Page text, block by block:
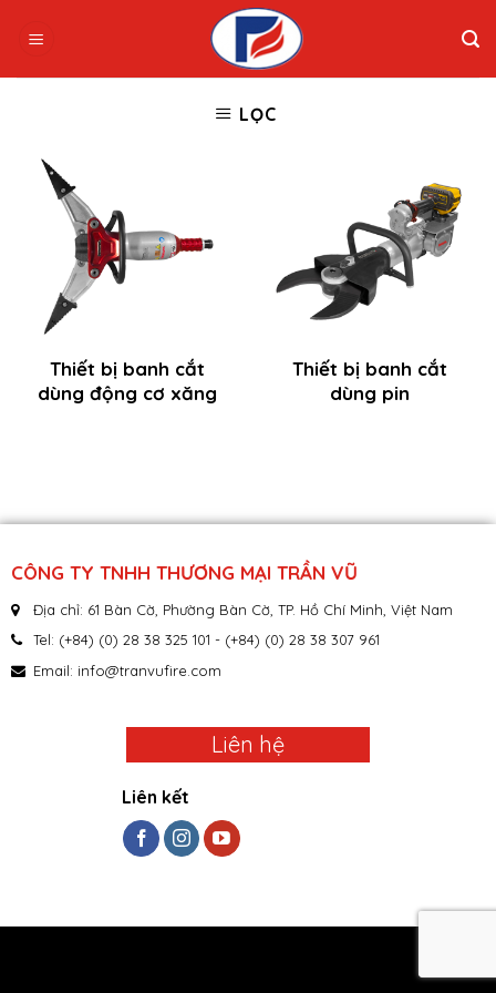
LỌC
Thiết bị banh cắt
dùng động cơ xăng
Thiết bị banh cắt
dùng pin
CÔNG TY TNHH THƯƠNG MẠI TRẦN VŨ
Địa chỉ: 61 Bàn Cờ, Phường Bàn Cờ, TP. Hồ Chí Minh, Việt Nam
Tel: (+84) (0) 28 38 325 101 - (+84) (0) 28 38 307 961
Email: info@tranvufire.com
Liên hệ
Liên kết